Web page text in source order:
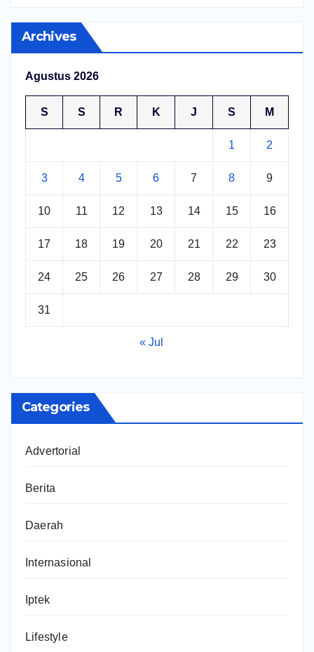
Archives
Agustus 2026
S S R K J S M
1 2
3 4 5 6 7 8 9
10 11 12 13 14 15 16
17 18 19 20 21 22 23
24 25 26 27 28 29 30
31
« Jul
Categories
Advertorial
Berita
Daerah
Internasional
Iptek
Lifestyle